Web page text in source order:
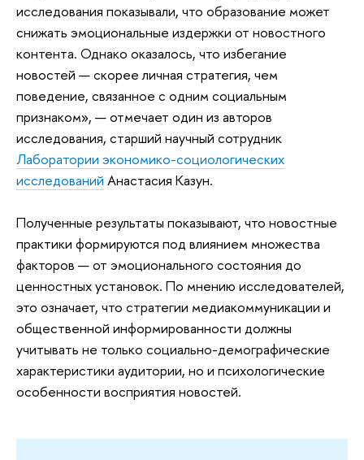
исследования показывали, что образование может
снижать эмоциональные издержки от новостного
контента. Однако оказалось, что избегание
новостей — скорее личная стратегия, чем
поведение, связанное с одним социальным
признаком», — отмечает один из авторов
исследования, старший научный сотрудник
Лаборатории экономико-социологических
исследований Анастасия Казун.
Полученные результаты показывают, что новостные
практики формируются под влиянием множества
факторов — от эмоционального состояния до
ценностных установок. По мнению исследователей,
это означает, что стратегии медиакоммуникации и
общественной информированности должны
учитывать не только социально-демографические
характеристики аудитории, но и психологические
особенности восприятия новостей.